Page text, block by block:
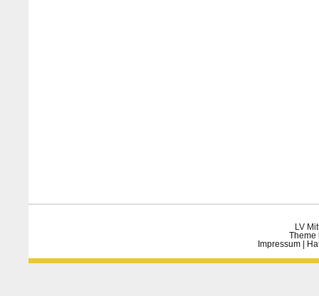
LV
Theme
Impressum